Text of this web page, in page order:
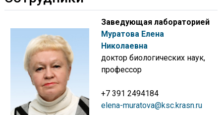
Заведующая лабораторией
Муратова Елена
Николаевна
доктор биологических наук,
профессор
+7 391 2494184
elena-muratova@ksc.krasn.ru